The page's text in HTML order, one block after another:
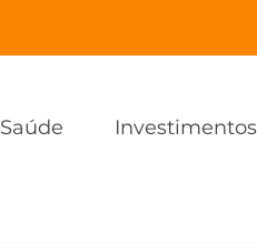
Saúde Investimentos